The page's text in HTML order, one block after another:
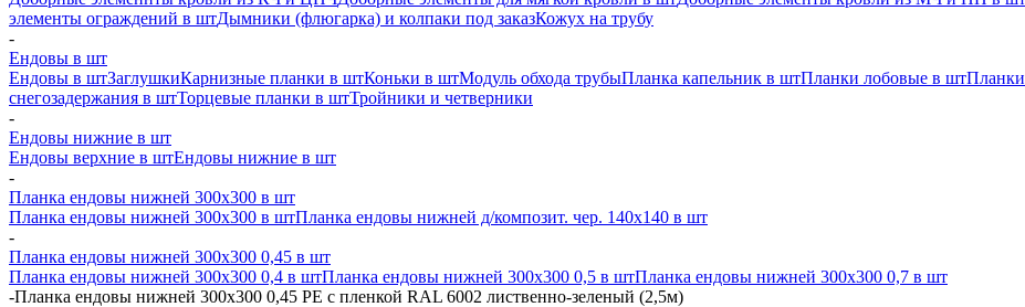
элементы ограждений в штДымники (флюгарка) и колпаки под заказКожух на трубу
-
Ендовы в шт
Ендовы в штЗаглушкиКарнизные планки в штКоньки в штМодуль обхода трубыПланка капельник в штПланки лобовые в шт
снегозадержания в штТорцевые планки в штТройники и четверники
-
Ендовы нижние в шт
Ендовы верхние в штЕндовы нижние в шт
-
Планка ендовы нижней 300х300 в шт
Планка ендовы нижней 300х300 в штПланка ендовы нижней д/композит. чер. 140х140 в шт
-
Планка ендовы нижней 300х300 0,45 в шт
Планка ендовы нижней 300х300 0,4 в штПланка ендовы нижней 300х300 0,5 в штПланка ендовы нижней 300х300 0,7 в шт
-Планка ендовы нижней 300х300 0,45 PE с пленкой RAL 6002 лиственно-зеленый (2,5м)